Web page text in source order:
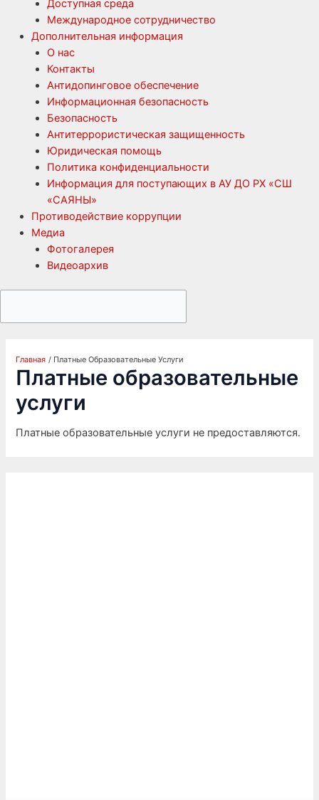
Доступная среда
Международное сотрудничество
Дополнительная информация
О нас
Контакты
Антидопинговое обеспечение
Информационная безопасность
Безопасность
Антитеррористическая защищенность
Юридическая помощь
Политика конфиденциальности
Информация для поступающих в АУ ДО РХ «СШ
«САЯНЫ»
Противодействие коррупции
Медиа
Фотогалерея
Видеоархив
Главная Платные Образовательные Услуги
Платные образовательные
услуги
Платные образовательные услуги не предоставляются.